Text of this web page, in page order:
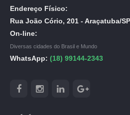
Endereço Físico:
Rua João Cório, 201 - Araçatuba/SP
On-line:
Diversas cidades do Brasil e Mundo
WhatsApp: (18) 99144-2343